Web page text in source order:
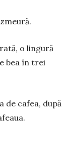
o lingură
bea în trei
de cafea, după